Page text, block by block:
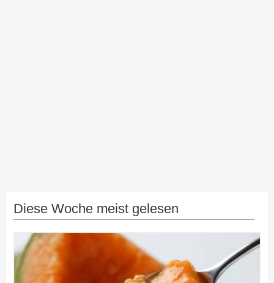
Diese Woche meist gelesen